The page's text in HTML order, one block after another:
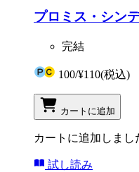
プロミス・シン
完結
100/¥110(税込)
カートに追加
カートに追加しまし
試し読み